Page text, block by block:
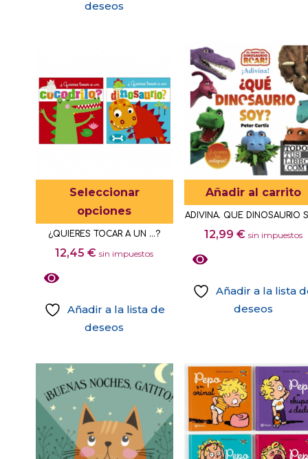
deseos
Seleccionar
opciones
producto
tiene
múltiples
variantes.
opciones
en
página
de
producto
¿QUIERES TOCAR A UN …?
12,45€ sin impuestos
Añadir a la lista de
deseos
producto
tiene
múltiples
variantes.
Las
opciones
Añadir al carrito
ADIVINA. QUE DINOSAURIO
12,99 € sin impuestos
Añadir a la lista
deseos